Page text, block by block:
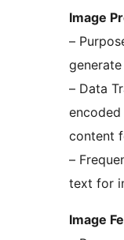
Image
–
– Data
encoded
content
–
text for
Image